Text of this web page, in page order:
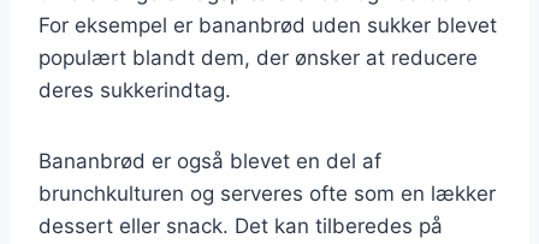
For eksempel er bananbrød uden sukker blevet
populært blandt dem, der ønsker at reducere
deres sukkerindtag.
Bananbrød er også blevet en del af
brunchkulturen og serveres ofte som en lækker
dessert eller snack. Det kan tilberedes på